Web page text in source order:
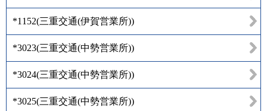
*1152(三重交通(伊賀営業所))
*3023(三重交通(中勢営業所))
*3024(三重交通(中勢営業所))
*3025(三重交通(中勢営業所))